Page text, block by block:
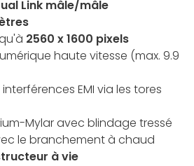
Link mâle/mâle
2560 x 1600 pixels
haute vitesse (max. 9.9
EMI via les tores
Mylar avec blindage tressé
le branchement à chaud
à vie